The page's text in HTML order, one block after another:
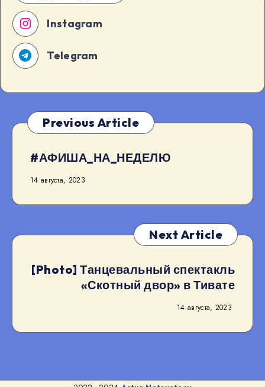
Instagram
Telegram
Previous Article
#АФИША_НА_НЕДЕЛЮ
14 августа, 2023
Next Article
[Photo] Танцевальный спектакль
«Скотный двор» в Тивате
14 августа, 2023